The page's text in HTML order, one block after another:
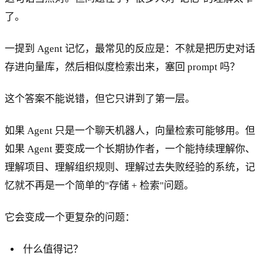
了。
一提到 Agent 记忆，最常见的反应是：不就是把历史对话
存进向量库，然后相似度检索出来，塞回 prompt 吗？
这个答案不能说错，但它只讲到了第一层。
如果 Agent 只是一个聊天机器人，向量检索可能够用。但
如果 Agent 要变成一个长期协作者，一个能持续理解你、
理解项目、理解组织规则、理解过去失败经验的系统，记
忆就不再是一个简单的"存储 + 检索"问题。
它会变成一个更复杂的问题：
什么值得记？